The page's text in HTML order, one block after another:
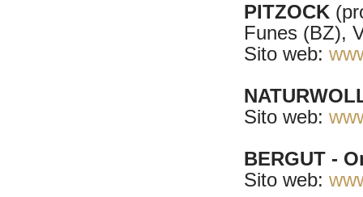
PITZOCK
Funes (BZ),
Sito web:
Sito web:
BERGUT -
Sito web: